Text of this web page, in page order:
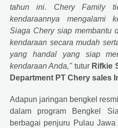
tahun ini. CheryFamily
kendaraannya mengalami
Siaga Cherysiap membantu
kendaraan secara mudah
yang handal yang siap
kendaraan Anda," tutur Rifkie
Department PT Chery sales
Adapun jaringan bengkel resmi
dalam program Bengkel
berbagai penjuru Pulau